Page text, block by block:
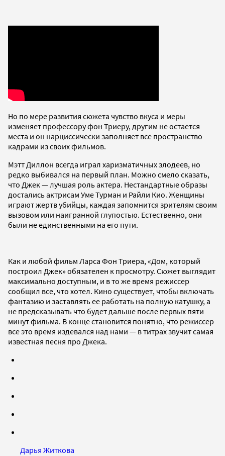
Но по мере развития сюжета чувство вкуса и меры
изменяет профессору фон Триеру, другим не остается
места и он нарциссически заполняет все пространство
кадрами из своих фильмов.
Мэтт Диллон всегда играл харизматичных злодеев, но
редко выбивался на первый план. Можно смело сказать,
что Джек — лучшая роль актера. Нестандартные образы
достались актрисам Уме Турман и Райли Кио. Женщины
играют жертв убийцы, каждая запомнится зрителям своим
вызовом или наигранной глупостью. Естественно, они
были не единственными на его пути.
Как и любой фильм Ларса Фон Триера, «Дом, который
построил Джек» обязателен к просмотру. Сюжет выглядит
максимально доступным, и в то же время режиссер
сообщил все, что хотел. Кино существует, чтобы включать
фантазию и заставлять ее работать на полную катушку, а
не предсказывать что будет дальше после первых пяти
минут фильма. В конце становится понятно, что режиссер
все это время издевался над нами — в титрах звучит самая
известная песня про Джека.
Дарья Житкова